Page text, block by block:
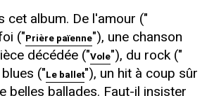
cet album. De l'amour ("
("Prière païenne"), une chanson
décédée ("Vole"), du rock ("
("Le ballet"), un hit à coup sûr